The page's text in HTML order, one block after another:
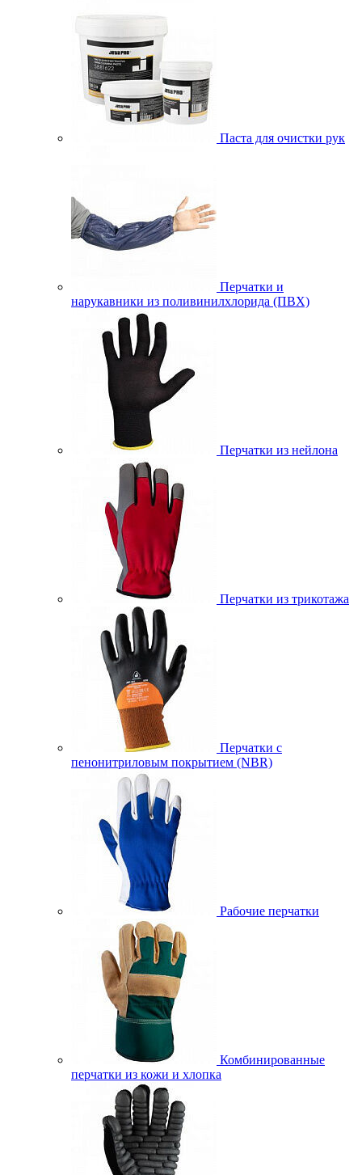
Паста для очистки рук
Перчатки и
нарукавники из поливинилхлорида (ПВХ)
Перчатки из нейлона
Перчатки из трикотажа
Перчатки с
пенонитриловым покрытием (NBR)
Рабочие перчатки
Комбинированные
перчатки из кожи и хлопка